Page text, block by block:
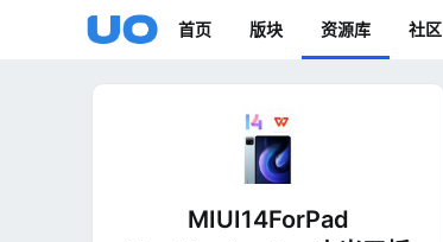
首页 版块 资源库 社区
MIUI14ForPad